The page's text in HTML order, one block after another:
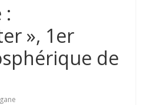
:
», 1er
de